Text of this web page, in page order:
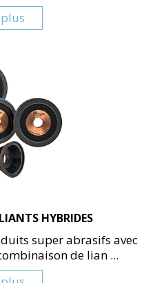
HYBRIDES
super abrasifs avec
de lian ...